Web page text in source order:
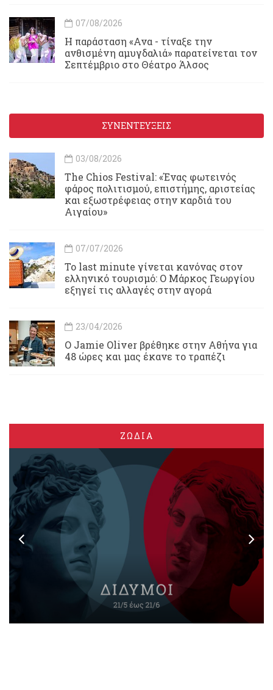
07/08/2026
Η παράσταση «Ανα - τίναξε την
ανθισμένη αμυγδαλιά» παρατείνεται τον
Σεπτέμβριο στο Θέατρο Άλσος
ΣΥΝΕΝΤΕΥΞΕΙΣ
03/08/2026
Τhe Chios Festival: «Ένας φωτεινός
φάρος πολιτισμού, επιστήμης, αριστείας
και εξωστρέφειας στην καρδιά του
Αιγαίου»
07/07/2026
Το last minute γίνεται κανόνας στον
ελληνικό τουρισμό: Ο Μάρκος Γεωργίου
εξηγεί τις αλλαγές στην αγορά
23/04/2026
Ο Jamie Oliver βρέθηκε στην Αθήνα για
48 ώρες και μας έκανε το τραπέζι
ΖΩΔΙΑ